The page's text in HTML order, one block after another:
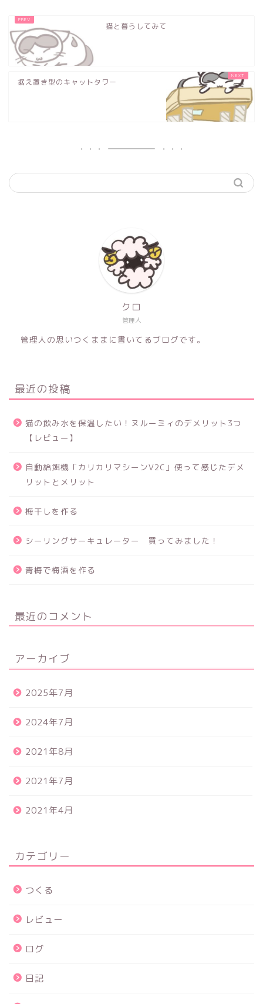
猫と暮らしてみて
据え置き型のキャットタワー
管理人
クロ
管理人の思いつくままに書いてるブログです。
最近の投稿
猫の飲み水を保温したい！ヌルーミィのデメリット3つ
【レビュー】
自動給餌機「カリカリマシーンV2C」使って感じたデメ
リットとメリット
梅干しを作る
シーリングサーキュレーター 買ってみました！
青梅で梅酒を作る
最近のコメント
アーカイブ
2025年7月
2024年7月
2021年8月
2021年7月
2021年4月
カテゴリー
つくる
レビュー
ログ
日記